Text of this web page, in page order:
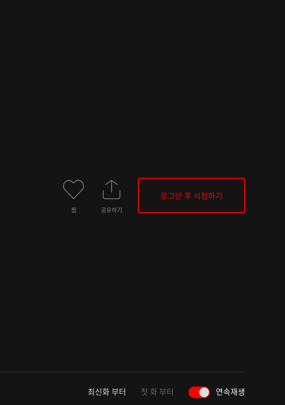
찜 공유하기
로그인 후 시청하기
최신화 부터 첫 화 부터 연속재생